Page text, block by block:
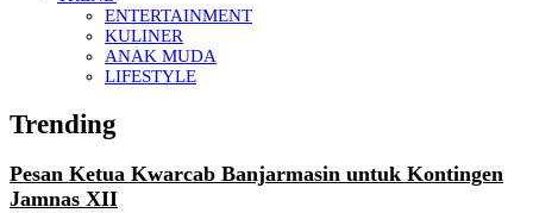
ENTERTAINMENT
KULINER
ANAK MUDA
LIFESTYLE
Trending
Pesan Ketua Kwarcab Banjarmasin untuk Kontingen
Jamnas XII